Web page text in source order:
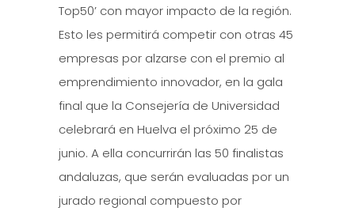
Top50’ con mayor impacto de la región.
Esto les permitirá competir con otras 45
empresas por alzarse con el premio al
emprendimiento innovador, en la gala
final que la Consejería de Universidad
celebrará en Huelva el próximo 25 de
junio. A ella concurrirán las 50 finalistas
andaluzas, que serán evaluadas por un
jurado regional compuesto por